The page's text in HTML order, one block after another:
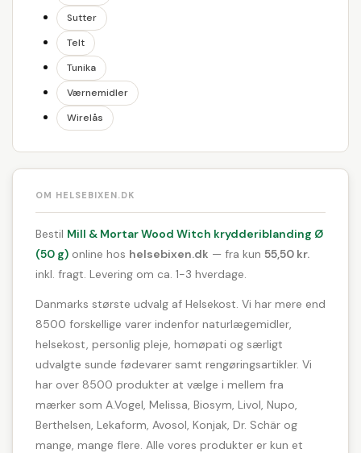
Sutter
Telt
Tunika
Værnemidler
Wirelås
OM HELSEBIXEN.DK
Bestil Mill & Mortar Wood Witch krydderiblanding Ø
(50 g) online hos helsebixen.dk — fra kun 55,50 kr.
inkl. fragt. Levering om ca. 1-3 hverdage.
Danmarks største udvalg af Helsekost. Vi har mere end
8500 forskellige varer indenfor naturlægemidler,
helsekost, personlig pleje, homøpati og særligt
udvalgte sunde fødevarer samt rengøringsartikler. Vi
har over 8500 produkter at vælge i mellem fra
mærker som A.Vogel, Melissa, Biosym, Livol, Nupo,
Berthelsen, Lekaform, Avosol, Konjak, Dr. Schär og
mange, mange flere. Alle vores produkter er kun et